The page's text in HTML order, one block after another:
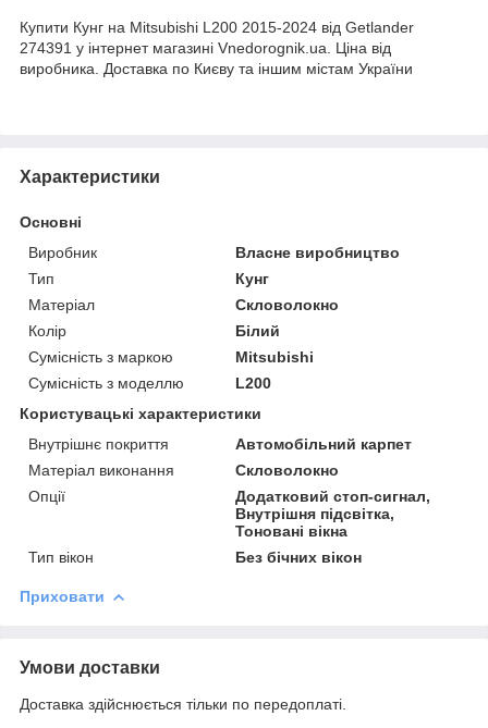
Купити Кунг на Mitsubishi L200 2015-2024 від Getlander
274391 у інтернет магазині Vnedorognik.ua. Ціна від
виробника. Доставка по Києву та іншим містам України
Характеристики
Основні
Виробник
Власне виробництво
Тип
Кунг
Матеріал
Скловолокно
Колір
Білий
Сумісність з маркою
Mitsubishi
Сумісність з моделлю
L200
Користувацькі характеристики
Внутрішнє покриття
Автомобільний карпет
Матеріал виконання
Скловолокно
Опції
Додатковий стоп-сигнал,
Внутрішня підсвітка,
Тоновані вікна
Тип вікон
Без бічних вікон
Приховати
Умови доставки
Доставка здійснюється тільки по передоплаті.